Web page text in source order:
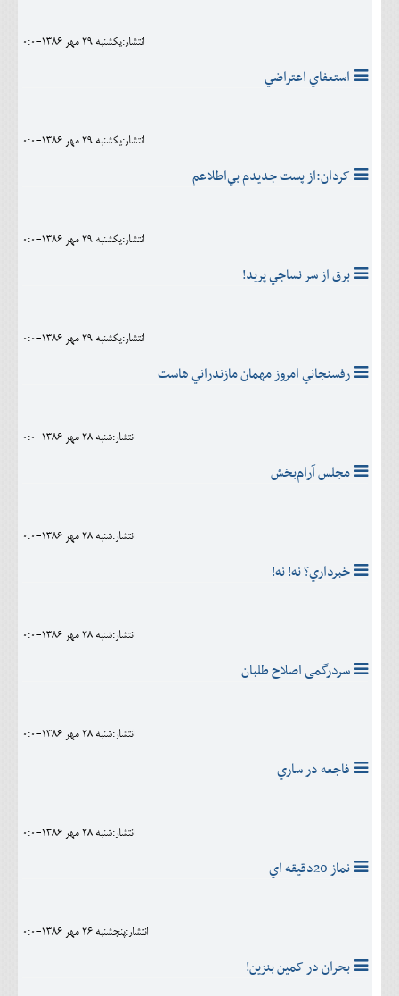
انتشار:يکشنبه 29 مهر 1386-0:0
استعفاي اعتراضي
انتشار:يکشنبه 29 مهر 1386-0:0
کردان:از پست جديدم بي‌اطلاعم
انتشار:يکشنبه 29 مهر 1386-0:0
برق از سر نساجي پريد!
انتشار:يکشنبه 29 مهر 1386-0:0
رفسنجاني امروز مهمان مازندراني هاست
انتشار:شنبه 28 مهر 1386-0:0
مجلس آرام‌بخش
انتشار:شنبه 28 مهر 1386-0:0
خبرداري؟ نه! نه!
انتشار:شنبه 28 مهر 1386-0:0
سردرگمی اصلاح طلبان
انتشار:شنبه 28 مهر 1386-0:0
فاجعه در ساري
انتشار:شنبه 28 مهر 1386-0:0
نماز 20دقيقه اي
انتشار:پنجشنبه 26 مهر 1386-0:0
بحران در کمین بنزین!